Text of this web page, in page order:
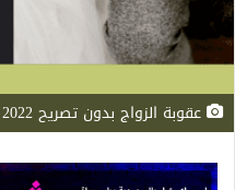
عقوبة الزواج بدون تصريح 2022